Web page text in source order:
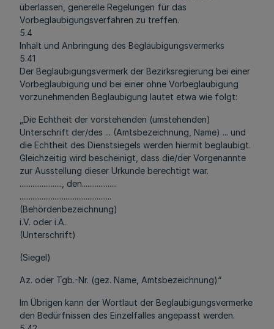
überlassen, generelle Regelungen für das
Vorbeglaubigungsverfahren zu treffen.
5.4
Inhalt und Anbringung des Beglaubigungsvermerks
5.41
Der Beglaubigungsvermerk der Bezirksregierung bei einer
Vorbeglaubigung und bei einer ohne Vorbeglaubigung
vorzunehmenden Beglaubigung lautet etwa wie folgt:
„Die Echtheit der vorstehenden (umstehenden)
Unterschrift der/des ... (Amtsbezeichnung, Name) ... und
die Echtheit des Dienstsiegels werden hiermit beglaubigt.
Gleichzeitig wird bescheinigt, dass die/der Vorgenannte
zur Ausstellung dieser Urkunde berechtigt war.
......................., den...................
..................................................
(Behördenbezeichnung)
i.V. oder i.A.
(Unterschrift)
(Siegel)
Az. oder Tgb.-Nr. (gez. Name, Amtsbezeichnung)“
Im Übrigen kann der Wortlaut der Beglaubigungsvermerke
den Bedürfnissen des Einzelfalles angepasst werden.